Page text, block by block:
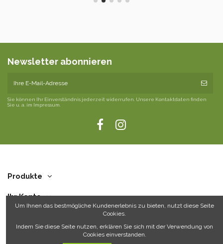
Newsletter abonnieren
Sie können Ihr Einverständnis jederzeit widerrufen. Unsere Kontaktdaten finden
Sie u. a. im Impressum.
Produkte
Ihr Konto
Um Ihnen das bestmögliche Kundenerlebnis zu bieten, nutzt diese Seite
Cookies.
Indem Sie diese Seite nutzen, erklären Sie sich mit der Verwendung von
Cookies einverstanden.